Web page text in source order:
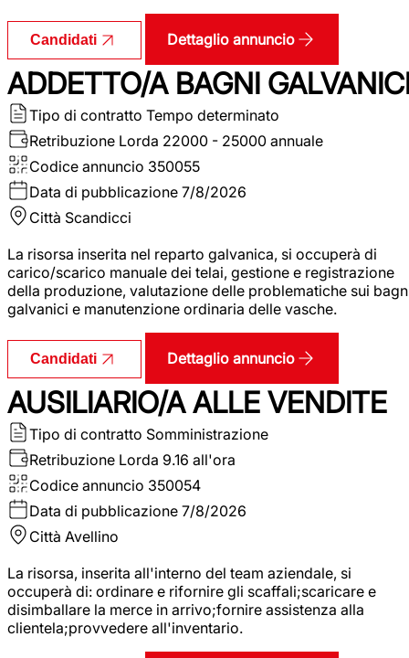
Candidati Dettaglio annuncio
ADDETTO/A BAGNI
Tipo di contratto Tempo determinato
Retribuzione Lorda 22000 - 25000 annuale
Codice annuncio 350055
Data di pubblicazione 7/8/2026
Città Scandicci
La risorsa inserita nel reparto galvanica, si occuperà di
carico/scarico manuale dei telai, gestione e registrazione
della produzione, valutazione delle problematiche sui
galvanici e manutenzione ordinaria delle vasche.
Candidati Dettaglio annuncio
AUSILIARIO/A ALLE VENDITE
Tipo di contratto Somministrazione
Retribuzione Lorda 9.16 all'ora
Codice annuncio 350054
Data di pubblicazione 7/8/2026
Città Avellino
La risorsa, inserita all'interno del team aziendale, si
occuperà di: ordinare e rifornire gli scaffali;scaricare e
disimballare la merce in arrivo;fornire assistenza alla
clientela;provvedere all'inventario.